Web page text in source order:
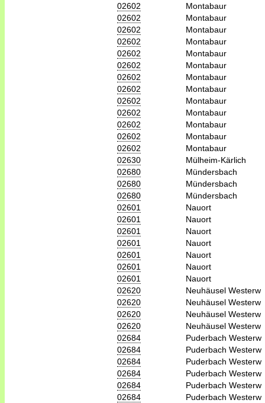
02602
Montabaur
02602
Montabaur
02602
Montabaur
02602
Montabaur
02602
Montabaur
02602
Montabaur
02602
Montabaur
02602
Montabaur
02602
Montabaur
02602
Montabaur
02602
Montabaur
02602
Montabaur
02602
Montabaur
02630
Mülheim-Kärlich
02680
Mündersbach
02680
Mündersbach
02680
Mündersbach
02601
Nauort
02601
Nauort
02601
Nauort
02601
Nauort
02601
Nauort
02601
Nauort
02601
Nauort
02620
Neuhäusel Westerw
02620
Neuhäusel Westerw
02620
Neuhäusel Westerw
02620
Neuhäusel Westerw
02684
Puderbach Westerw
02684
Puderbach Westerw
02684
Puderbach Westerw
02684
Puderbach Westerw
02684
Puderbach Westerw
02684
Puderbach Westerw